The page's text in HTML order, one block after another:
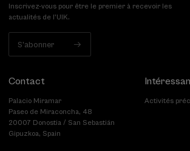
Inscrivez-vous pour être le premier à recevoir les
actualités de l'UIK.
S'abonner
Contact
Palacio Miramar
Paseo de Miraconcha, 48
20007 Donostia / San Sebastián
Gipuzkoa, Spain
Activités